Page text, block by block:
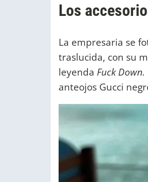
Los
La empresaria se
traslucida, con su
leyenda Fuck Down.
anteojos Gucci